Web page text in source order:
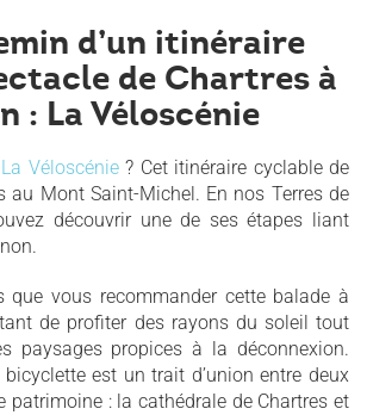
d’un itinéraire
de Chartres à
: La Véloscénie
La Véloscénie? Cet itinéraire cyclable de
au Mont Saint-Michel. En nos Terres de
découvrir une de ses étapes liant
que vous recommander cette balade à
de profiter des rayons du soleil tout
paysages propices à la déconnexion.
est un trait d’union entre deux
patrimoine : la cathédrale de Chartres et